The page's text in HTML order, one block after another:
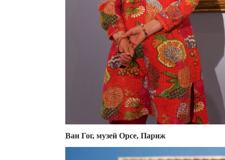
Ван Гог, музей Орсе, Париж